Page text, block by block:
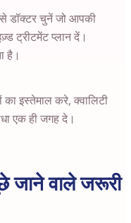
डॉक्टर चुनें जो आपकी
ट्रीटमेंट प्लान दें।
है।
इस्तेमाल करे, क्वालिटी
एक ही जगह दे।
जाने वाले जरूरी